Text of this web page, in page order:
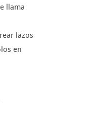
llama
lazos
en